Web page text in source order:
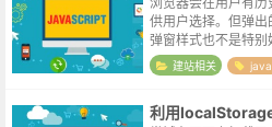
供用户选择。但弹出
弹窗样式也不是特
的搜索关键词，以标
获取到焦点时，弹出
建站相关
利用